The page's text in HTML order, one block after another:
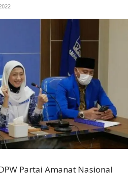
Partai Amanat Nasional